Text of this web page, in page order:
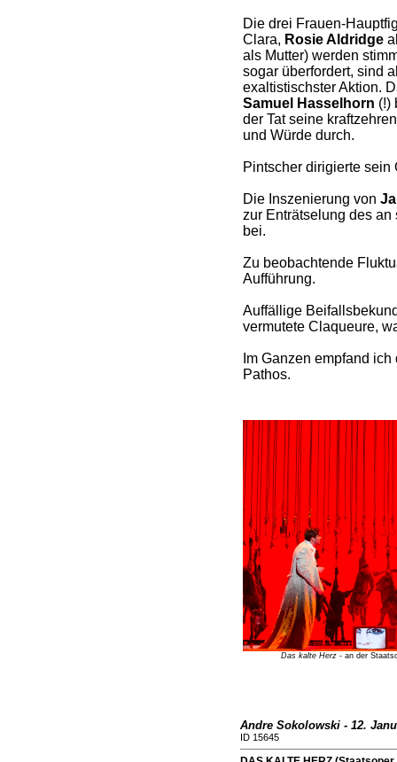
Die drei Frauen-
Clara, Rosie Aldridge
als Mutter) werden
sogar überfordert, sind
exaltistischster Aktion.
Samuel Hasselhorn (!)
der Tat seine
und Würde durch.
Pintscher dirigierte sein
Die Inszenierung von
zur Enträtselung des an
bei.
Zu beobachtende
Aufführung.
Auffällige
vermutete Claqueure,
Im Ganzen empfand
Pathos.
Das kalte Herz- an der
Andre Sokolowski - 12.
ID 15645